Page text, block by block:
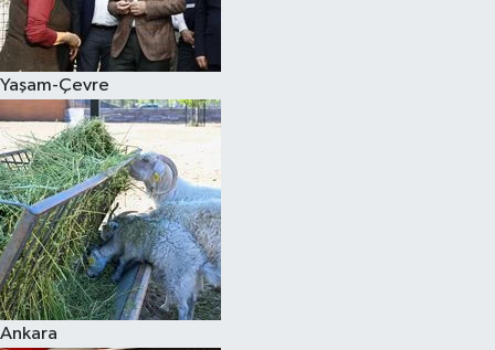
Yaşam-Çevre
Ankara
Siyaset
Teknoloji
Televizyon
Yaşam-Çevre